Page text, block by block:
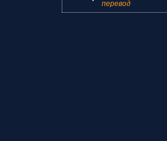
перевод